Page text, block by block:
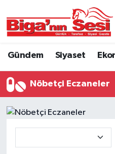
Gündem Siyaset
Nöbetçi Eczaneler
Asayiş
Belde ve Köyler
Belediye
Çanakkale Hava
Süper Lig Puan
Tüm Manşetler